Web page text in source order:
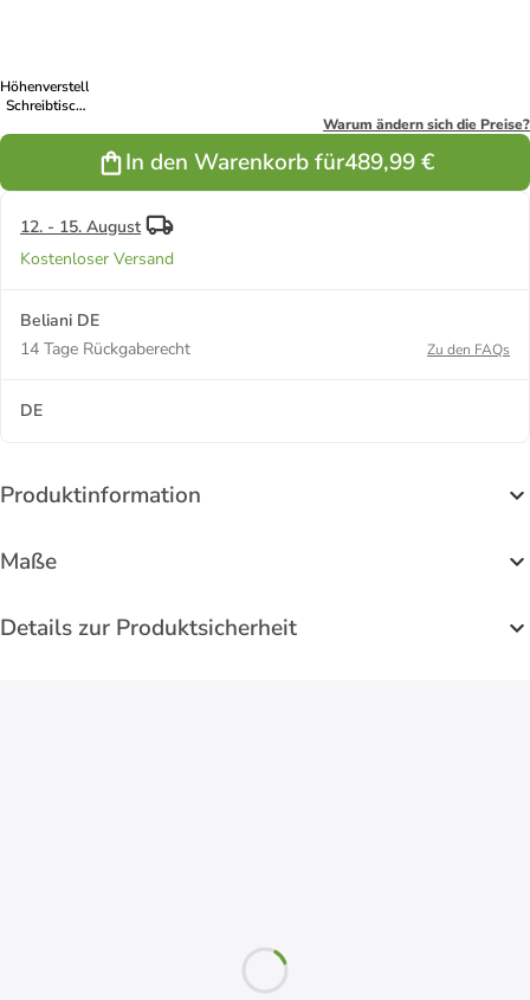
Höhenverstellbarer
Schreibtisch
Warum ändern sich die Preise?
In den Warenkorb für489,99 €
12. - 15. August
Kostenloser Versand
Beliani DE
14 Tage Rückgaberecht
Zu den FAQs
DE
Produktinformation
Maße
Details zur Produktsicherheit